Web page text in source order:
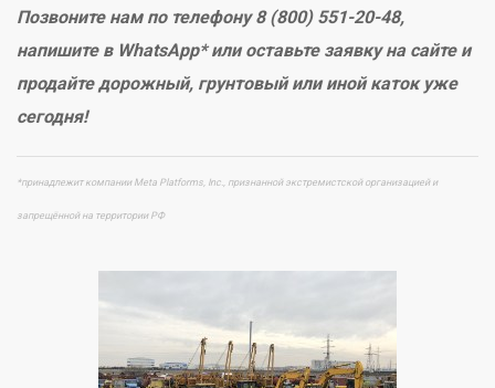
Позвоните нам по телефону 8 (800) 551-20-48,
напишите в WhatsApp* или оставьте заявку на сайте и
продайте дорожный, грунтовый или иной каток уже
сегодня!
*принадлежит компании Meta Platforms, Inc., признанной экстремистской организацией и
запрещённой на территории РФ